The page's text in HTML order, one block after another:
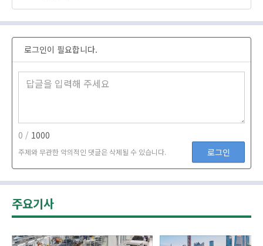
로그인이 필요합니다.
0 / 1000
주제와 무관한 악의적인 댓글은 삭제될 수 있습니다. 로그인
주요기사